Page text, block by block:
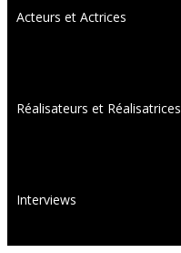
Acteurs et Actrices
Réalisateurs et Réalisatrices
Interviews